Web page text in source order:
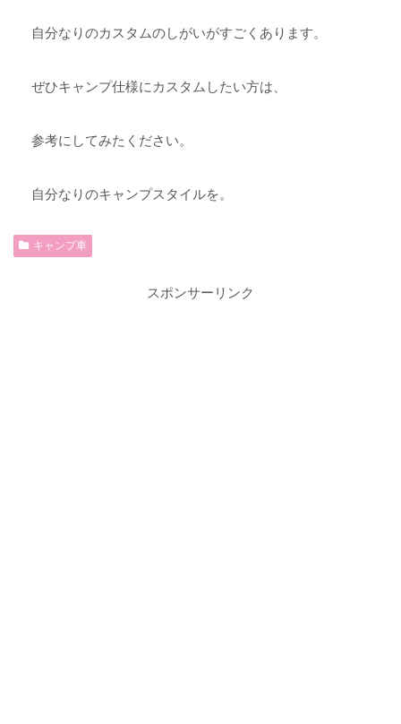
自分なりのカスタムのしがいがすごくあります。
ぜひキャンプ仕様にカスタムしたい方は、
参考にしてみたください。
自分なりのキャンプスタイルを。
キャンプ車
スポンサーリンク